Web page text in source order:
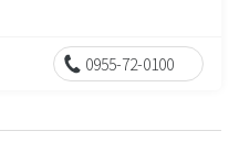
0955-72-0100